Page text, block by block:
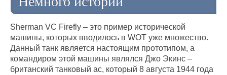
Sherman VC Firefly – это пример исторической
машины, которых вводилось в WOT уже множество.
Данный танк является настоящим прототипом, а
командиром этой машины являлся Джо Экинс –
британский танковый ас, который 8 августа 1944 года